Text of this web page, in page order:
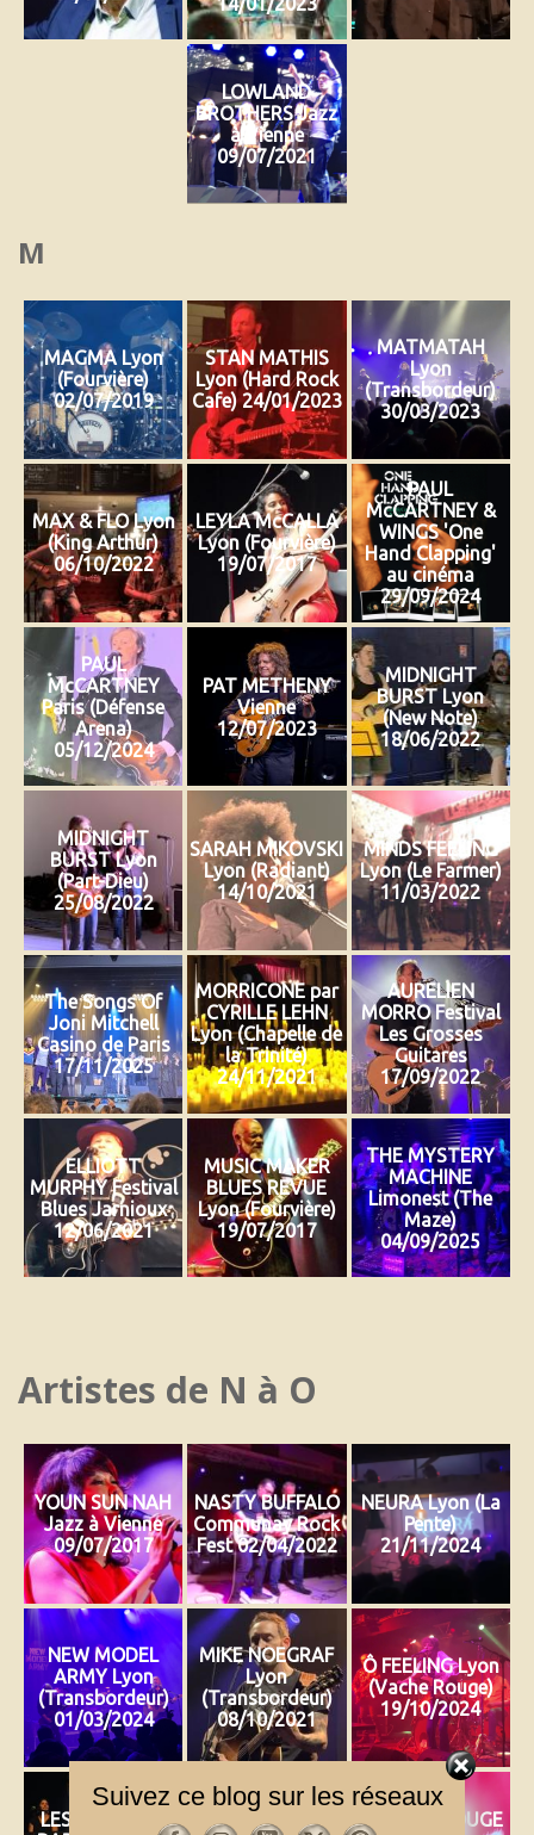
LOWLAND
BROTHERS Jazz
à Vienne
09/07/2021
M
MAGMA Lyon
(Fourvière)
02/07/2019
STAN MATHIS
Lyon (Hard Rock
Cafe) 24/01/2023
MATMATAH
Lyon
(Transbordeur)
30/03/2023
MAX & FLO Lyon
(King Arthur)
06/10/2022
LEYLA McCALLA
Lyon (Fourvière)
19/07/2017
PAUL
McCARTNEY &
WINGS 'One
Hand Clapping'
au cinéma
29/09/2024
PAUL
McCARTNEY
Paris (Défense
Arena)
05/12/2024
PAT METHENY
Vienne
12/07/2023
MIDNIGHT
BURST Lyon
(New Note)
18/06/2022
MIDNIGHT
BURST Lyon
(Part-Dieu)
25/08/2022
SARAH MIKOVSKI
Lyon (Radiant)
14/10/2021
MINDS FEELING
Lyon (Le Farmer)
11/03/2022
The Songs Of
Joni Mitchell
Casino de Paris
17/11/2025
MORRICONE par
CYRILLE LEHN
Lyon (Chapelle de
la Trinité)
24/11/2021
AURELIEN
MORRO Festival
Les Grosses
Guitares
17/09/2022
ELLIOTT
MURPHY Festival
Blues Jarnioux
12/06/2021
MUSIC MAKER
BLUES REVUE
Lyon (Fourvière)
19/07/2017
THE MYSTERY
MACHINE
Limonest (The
Maze)
04/09/2025
Artistes de N à O
YOUN SUN NAH
Jazz à Vienne
09/07/2017
NASTY BUFFALO
Communay Rock
Fest 02/04/2022
NEURA Lyon (La
Pente)
21/11/2024
NEW MODEL
ARMY Lyon
(Transbordeur)
01/03/2024
MIKE NOEGRAF
Lyon
(Transbordeur)
08/10/2021
Ô FEELING Lyon
(Vache Rouge)
19/10/2024
LES OGRES DE
LES OGRES DE
OLGA LA ROUGE
Suivez ce blog sur les réseaux